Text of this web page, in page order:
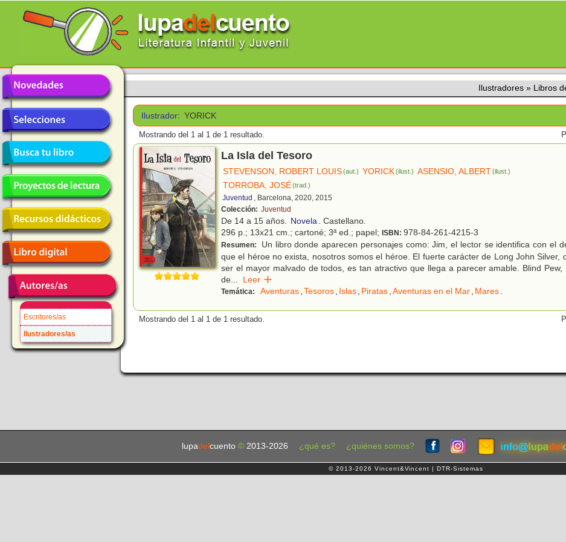
Escritores/as
Ilustradores/as
Ilustradores » Libros
Ilustrador: YORICK
Mostrando del 1 al 1 de 1 resultado.
La Isla del Tesoro
STEVENSON, ROBERT LOUIS(aut.) YORICK(ilust.) ASENSIO, ALBERT (ilust.)
TORROBA, JOSÉ(trad.)
Juventud , Barcelona, 2020, 2015
Colección: Juventud
De 14 a 15 años. Novela. Castellano.
296 p.; 13x21 cm.; cartoné; 3ª ed.; papel; ISBN: 978-84-261-4215-3
Resumen:
Un libro donde aparecen personajes como: Jim, el lector se identifica con el
que el héroe no exista, nosotros somos el héroe. El fuerte carácter de Long John Silver,
ser el mayor malvado de todos, es tan atractivo que llega a parecer amable. Blind Pew,
de... Leer
Temática: Aventuras,Tesoros, Islas, Piratas,Aventuras en el Mar, Mares.
Mostrando del 1 al 1 de 1 resultado.
lupadel cuento © 2013-2026 ¿qué es? ¿quiénes somos?
© 2013-2026 Vincent&Vincent | DTR-Sistemas